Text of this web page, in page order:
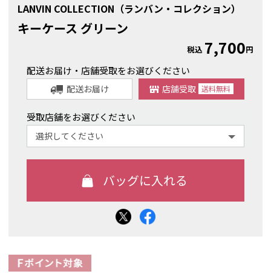
LANVIN COLLECTION（ランバン・コレクション）
キーケース グリーン
税込 7,700円
配送お届け・店舗受取をお選びください
配送お届け 店舗受取 送料無料
受取店舗をお選びください